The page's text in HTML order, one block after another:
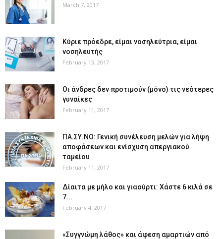
March 7, 2017
Κύριε πρόεδρε, είμαι νοσηλεύτρια, είμαι
νοσηλευτής
February 13, 2017
Οι άνδρες δεν προτιμούν (μόνο) τις νεότερες
γυναίκες
February 11, 2017
ΠΑ.ΣΥ.ΝΟ: Γενική συνέλευση μελών για λήψη
αποφάσεων και ενίσχυση απεργιακού
ταμείου
February 11, 2017
Δίαιτα με μήλο και γιαούρτι: Χάστε 6 κιλά σε
7...
February 4, 2017
«Συγγνώμη λάθος» και άφεση αμαρτιών από